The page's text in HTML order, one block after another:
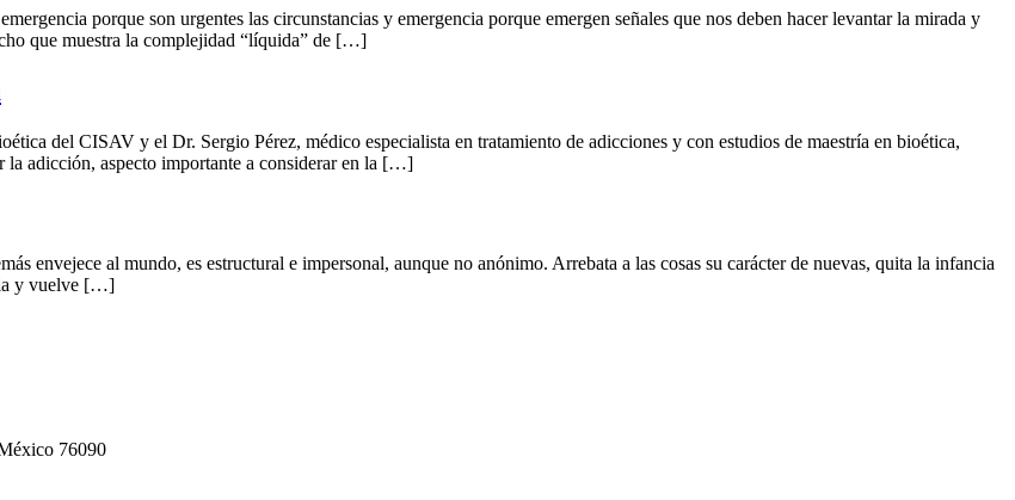
porque son urgentes las circunstancias y emergencia porque emergen señales que nos deben hacer levantar la mirada y
que muestra la complejidad “líquida” de […]
del CISAV y el Dr. Sergio Pérez, médico especialista en tratamiento de adicciones y con estudios de maestría en bioética,
la adicción, aspecto importante a considerar en la […]
envejece al mundo, es estructural e impersonal, aunque no anónimo. Arrebata a las cosas su carácter de nuevas, quita la infancia
y vuelve […]
76090